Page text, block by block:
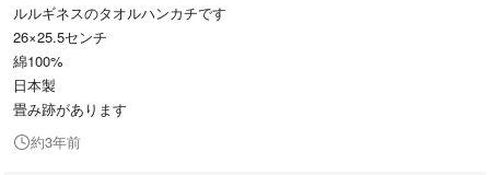
ルルギネスのタオルハンカチです
26×25.5センチ
綿100%
日本製
畳み跡があります
約3年前